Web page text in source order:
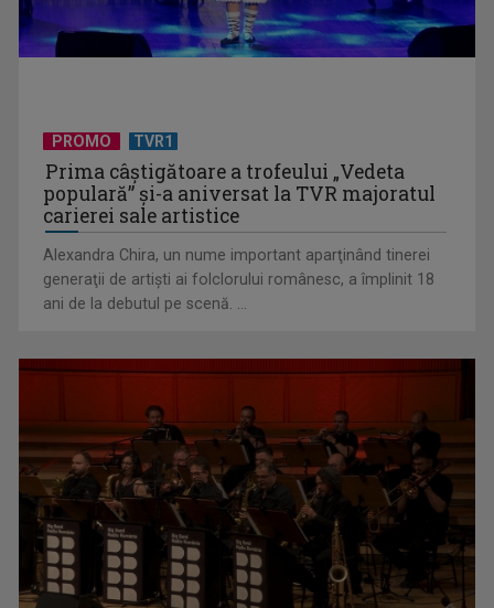
Lumea fabuloasă a volanelor
Evoluția locuirii în Europa: Odiseea spațiului domestic
(Galerie FOTO)
PROMO TVR1
Prima câştigătoare a trofeului „Vedeta
populară” şi-a aniversat la TVR majoratul
carierei sale artistice
Alexandra Chira, un nume important aparţinând tinerei
generaţii de artişti ai folclorului românesc, a împlinit 18